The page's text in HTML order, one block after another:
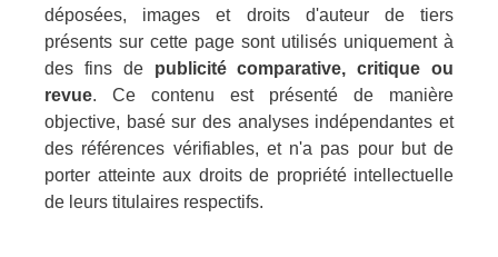
déposées, images et droits d'auteur de tiers
présents sur cette page sont utilisés uniquement à
des fins de publicité comparative, critique ou
revue. Ce contenu est présenté de manière
objective, basé sur des analyses indépendantes et
des références vérifiables, et n'a pas pour but de
porter atteinte aux droits de propriété intellectuelle
de leurs titulaires respectifs.